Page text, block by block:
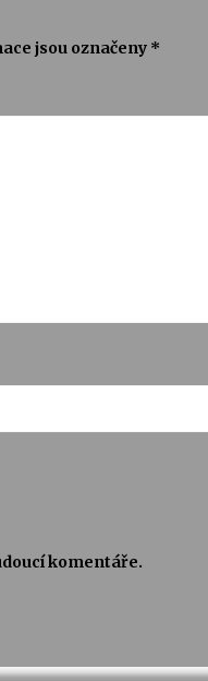
jsou označeny *
komentáře.